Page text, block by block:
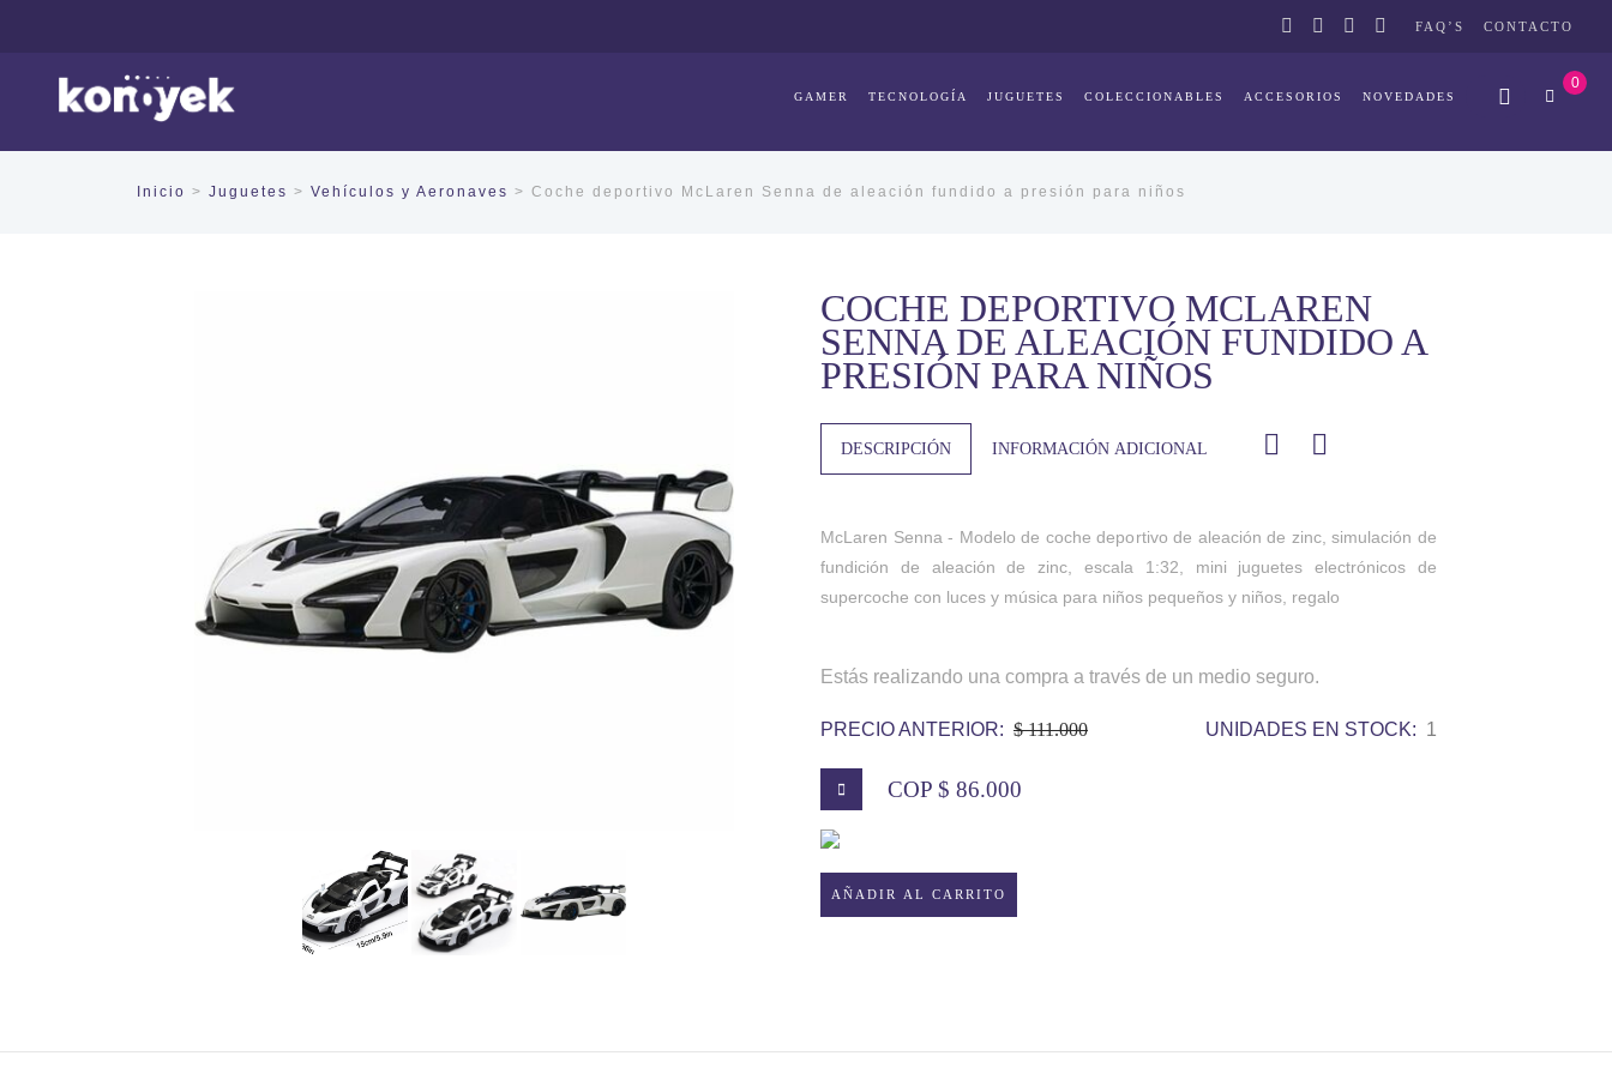
FAQ’S CONTACTO
GAMER TECNOLOGÍA JUGUETES COLECCIONABLES ACCESORIOS NOVEDADES
0
Inicio > Juguetes > Vehículos y Aeronaves > Coche deportivo McLaren Senna de aleación fundido a presión para niños
COCHE DEPORTIVO MCLAREN
SENNA DE ALEACIÓN FUNDIDO A
PRESIÓN PARA NIÑOS
DESCRIPCIÓN INFORMACIÓN ADICIONAL
McLaren Senna - Modelo de coche deportivo de aleación de zinc, simulación de
fundición de aleación de zinc, escala 1:32, mini juguetes electrónicos de
supercoche con luces y música para niños pequeños y niños, regalo
Estás realizando una compra a través de un medio seguro.
PRECIO ANTERIOR: $ 111.000 UNIDADES EN STOCK: 1
COP $ 86.000
COCHE
DEPORTIVO
ALEACIÓN
AÑADIR AL CARRITO